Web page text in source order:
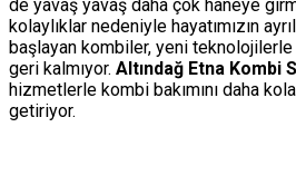
de yavaş yavaş daha çok haneye
kolaylıklar nedeniyle hayatımızın
başlayan kombiler, yeni
geri kalmıyor. Altındağ Etna Kombi
hizmetlerle kombi bakımını daha
getiriyor.